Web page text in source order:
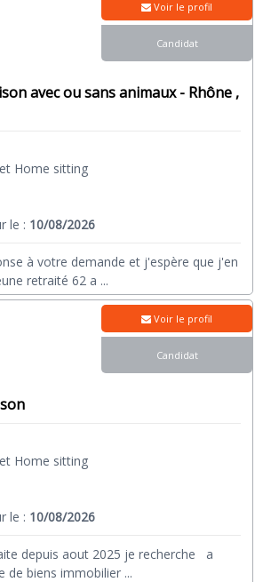
avec ou sans animaux - Rhône ,
Home sitting
le : 10/08/2026
à votre demande et j'espère que j'en
retraité 62 a ...
Voir le profil
Candidat
Home sitting
le : 10/08/2026
depuis aout 2025 je recherche a
de biens immobilier ...
Voir le profil
Candidat